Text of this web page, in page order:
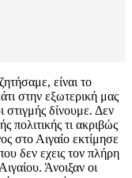
είναι το
στην εξωτερική μας
στιγμής δίνουμε. Δεν
πολιτικής τι ακριβώς
στο Αιγαίο εκτίμησε
δεν εχεις τον πλήρη
Άνοιξαν οι